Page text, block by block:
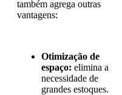
também agrega outras
vantagens:
Otimização de
espaço: elimina a
necessidade de
grandes estoques.